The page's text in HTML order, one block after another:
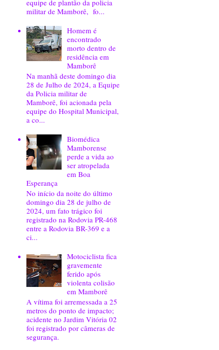
equipe de plantão da policia
militar de Mamborê, fo...
Homem é
encontrado
morto dentro de
residência em
Mamborê
Na manhã deste domingo dia
28 de Julho de 2024, a Equipe
da Policia militar de
Mamborê, foi acionada pela
equipe do Hospital Municipal,
a co...
Biomédica
Mamborense
perde a vida ao
ser atropelada
em Boa
Esperança
No início da noite do último
domingo dia 28 de julho de
2024, um fato trágico foi
registrado na Rodovia PR-468
entre a Rodovia BR-369 e a
ci...
Motociclista fica
gravemente
ferido após
violenta colisão
em Mamborê
A vítima foi arremessada a 25
metros do ponto de impacto;
acidente no Jardim Vitória 02
foi registrado por câmeras de
segurança.